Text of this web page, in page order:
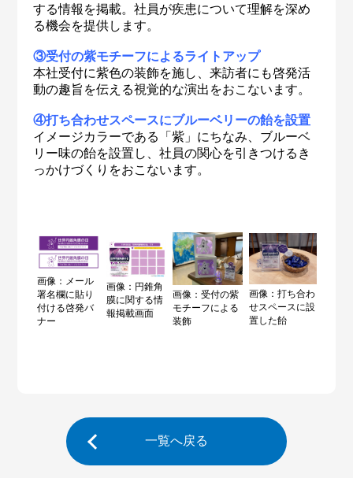
する情報を掲載。社員が疾患について理解を深め
る機会を提供します。
③受付の紫モチーフによるライトアップ
本社受付に紫色の装飾を施し、来訪者にも啓発活
動の趣旨を伝える視覚的な演出をおこないます。
④打ち合わせスペースにブルーベリーの飴を設置
イメージカラーである「紫」にちなみ、ブルーベ
リー味の飴を設置し、社員の関心を引きつけるき
っかけづくりをおこないます。
画像：メール
署名欄に貼り
付ける啓発バ
ナー
画像：円錐角
膜に関する情
報掲載画面
画像：受付の紫
モチーフによる
装飾
画像：打ち合わ
せスペースに設
置した飴
一覧へ戻る